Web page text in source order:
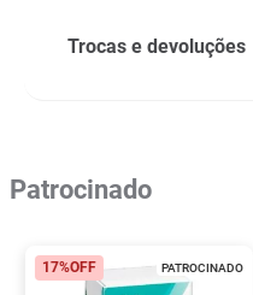
Trocas e devoluções
Patrocinado
PATROCINADO
17%OFF